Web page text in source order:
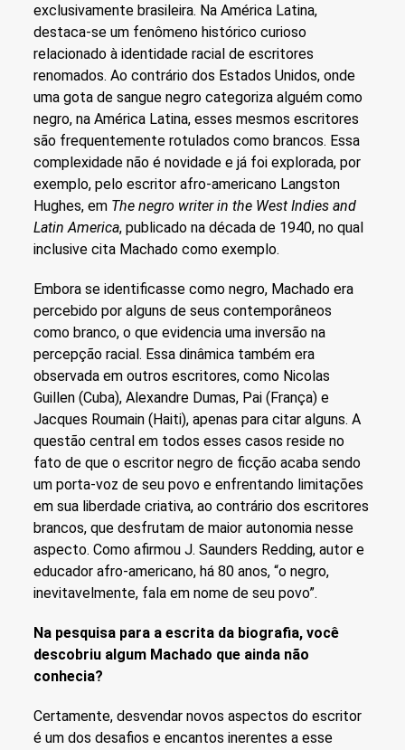
exclusivamente brasileira. Na América Latina,
destaca-se um fenômeno histórico curioso
relacionado à identidade racial de escritores
renomados. Ao contrário dos Estados Unidos, onde
uma gota de sangue negro categoriza alguém como
negro, na América Latina, esses mesmos escritores
são frequentemente rotulados como brancos. Essa
complexidade não é novidade e já foi explorada, por
exemplo, pelo escritor afro-americano Langston
Hughes, em The negro writer in the West Indies and
Latin America, publicado na década de 1940, no qual
inclusive cita Machado como exemplo.
Embora se identificasse como negro, Machado era
percebido por alguns de seus contemporâneos
como branco, o que evidencia uma inversão na
percepção racial. Essa dinâmica também era
observada em outros escritores, como Nicolas
Guillen (Cuba), Alexandre Dumas, Pai (França) e
Jacques Roumain (Haiti), apenas para citar alguns. A
questão central em todos esses casos reside no
fato de que o escritor negro de ficção acaba sendo
um porta-voz de seu povo e enfrentando limitações
em sua liberdade criativa, ao contrário dos escritores
brancos, que desfrutam de maior autonomia nesse
aspecto. Como afirmou J. Saunders Redding, autor e
educador afro-americano, há 80 anos, “o negro,
inevitavelmente, fala em nome de seu povo”.
Na pesquisa para a escrita da biografia, você
descobriu algum Machado que ainda não
conhecia?
Certamente, desvendar novos aspectos do escritor
é um dos desafios e encantos inerentes a esse